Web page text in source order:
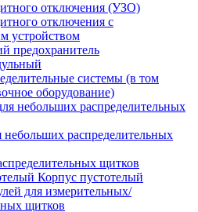
отключения (УЗО)
отключения с
устройством
предохранитель
системы (в том
оборудование)
небольших распределительных
щитков
Корпус пустотелый